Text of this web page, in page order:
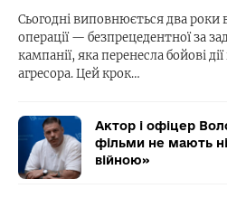
Сьогодні виповнюється два роки
операції — безпрецедентної за
кампанії, яка перенесла бойові
агресора. Цей крок…
Актор і офіцер
фільми не мають
війною»